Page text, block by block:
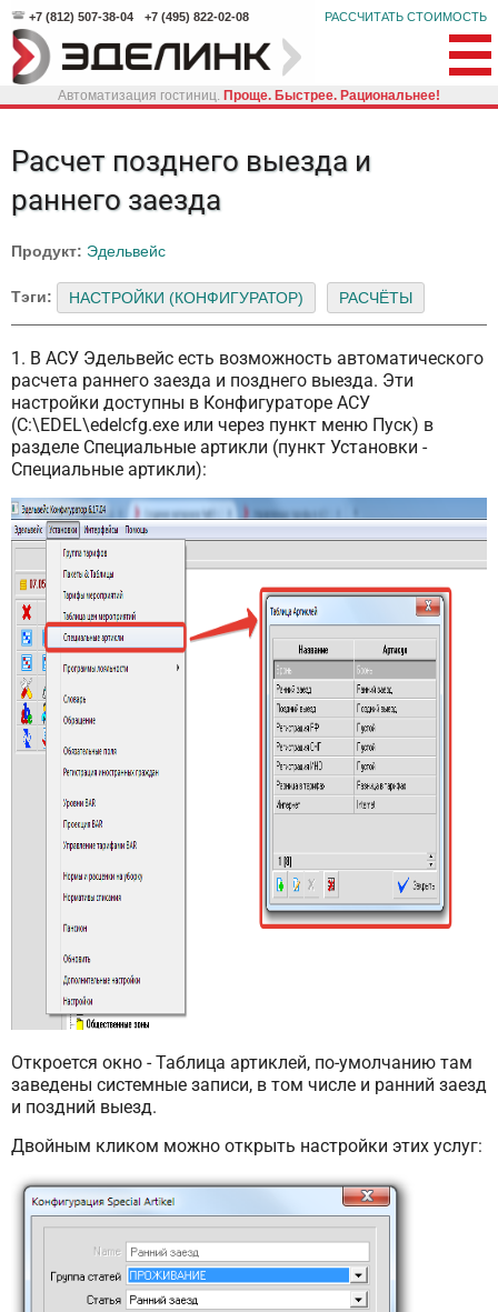
Автоматизация гостиниц. Проще. Быстрее. Рациональнее!
РАССЧИТАТЬ СТОИМОСТЬ
+7 (812) 507-38-04 +7 (495) 822-02-08
Расчет позднего выезда и
раннего заезда
Продукт: Эдельвейс
Тэги: НАСТРОЙКИ (КОНФИГУРАТОР) РАСЧЁТЫ
1. В АСУ Эдельвейс есть возможность автоматического
расчета раннего заезда и позднего выезда. Эти
настройки доступны в Конфигураторе АСУ
(C:\EDEL\edelcfg.exe или через пункт меню Пуск) в
разделе Специальные артикли (пункт Установки -
Специальные артикли):
Откроется окно - Таблица артиклей, по-умолчанию там
заведены системные записи, в том числе и ранний заезд
и поздний выезд.
Двойным кликом можно открыть настройки этих услуг: